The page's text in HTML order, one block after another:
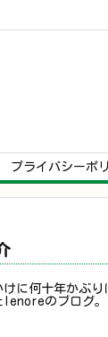
プライバシーポ
けに何十年かぶり
lenoreのブログ。